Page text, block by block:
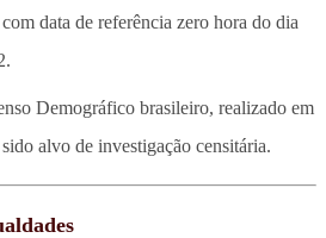
data de referência zero hora do dia
Demográfico brasileiro, realizado em
alvo de investigação censitária.